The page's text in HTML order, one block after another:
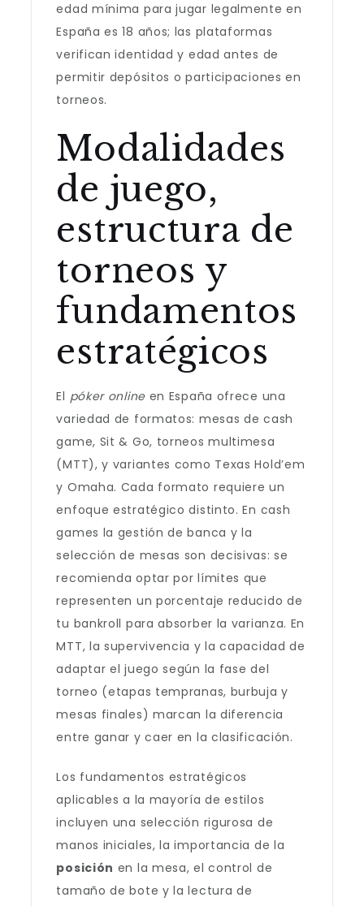
edad mínima para jugar legalmente en
España es 18 años; las plataformas
verifican identidad y edad antes de
permitir depósitos o participaciones en
torneos.
Modalidades
de juego,
estructura de
torneos y
fundamentos
estratégicos
El póker onlineen España ofrece una
variedad de formatos: mesas de cash
game, Sit & Go, torneos multimesa
(MTT), y variantes como Texas Hold’em
y Omaha. Cada formato requiere un
enfoque estratégico distinto. En cash
games la gestión de banca y la
selección de mesas son decisivas: se
recomienda optar por límites que
representen un porcentaje reducido de
tu bankroll para absorber la varianza. En
MTT, la supervivencia y la capacidad de
adaptar el juego según la fase del
torneo (etapas tempranas, burbuja y
mesas finales) marcan la diferencia
entre ganar y caer en la clasificación.
Los fundamentos estratégicos
aplicables a la mayoría de estilos
incluyen una selección rigurosa de
manos iniciales, la importancia de la
posición en la mesa, el control de
tamaño de bote y la lectura de